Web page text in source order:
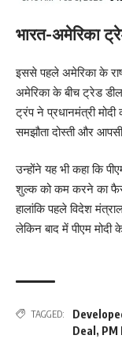
भारत-अमेरिका
इससे पहले अमेरिका के
अमेरिका के बीच ट्रेड डील
ट्रंप ने प्रधानमंत्री
समझौता दोस्ती और
उन्होंने यह भी कहा कि
शुल्क को कम करने का
हालांकि पहले विदेश
लेकिन बाद में पीएम मोदी
TAGGED:
Deal , PM